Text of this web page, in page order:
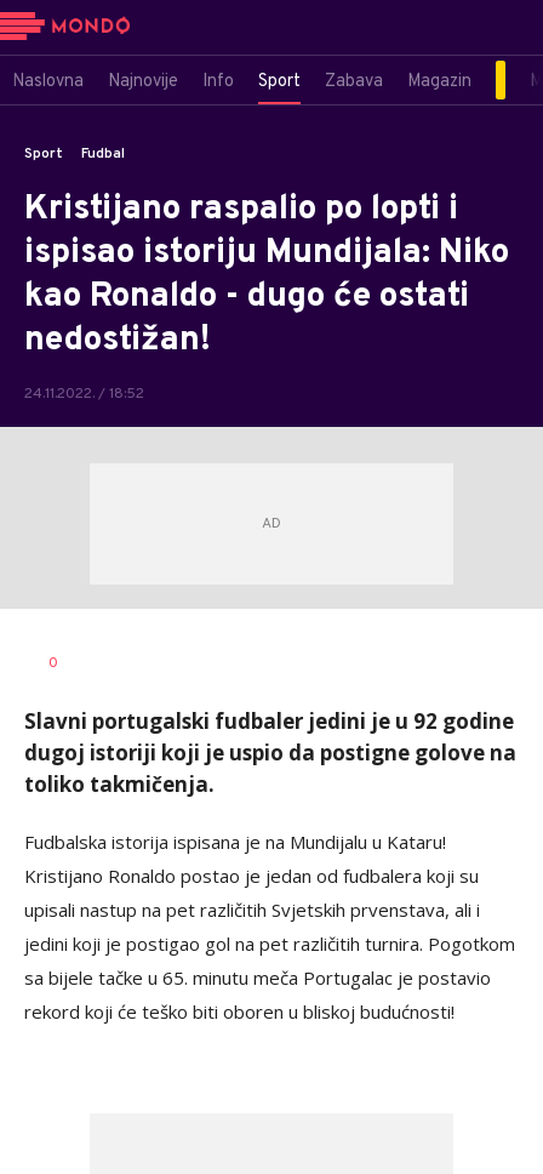
Naslovna Najnovije Info Sport Zabava Magazin
Sport Fudbal
Kristijano raspalio po lopti i
ispisao istoriju Mundijala: Niko
kao Ronaldo - dugo će ostati
nedostižan!
24.11.2022. / 18:52
AUTOR
0
Slavni portugalski fudbaler jedini je u 92 godine
dugoj istoriji koji je uspio da postigne golove na
toliko takmičenja.
Fudbalska istorija ispisana je na Mundijalu u Kataru!
Kristijano Ronaldo postao je jedan od fudbalera koji su
upisali nastup na pet različitih Svjetskih prvenstava, ali i
jedini koji je postigao gol na pet različitih turnira. Pogotkom
sa bijele tačke u 65. minutu meča Portugalac je postavio
rekord koji će teško biti oboren u bliskoj budućnosti!